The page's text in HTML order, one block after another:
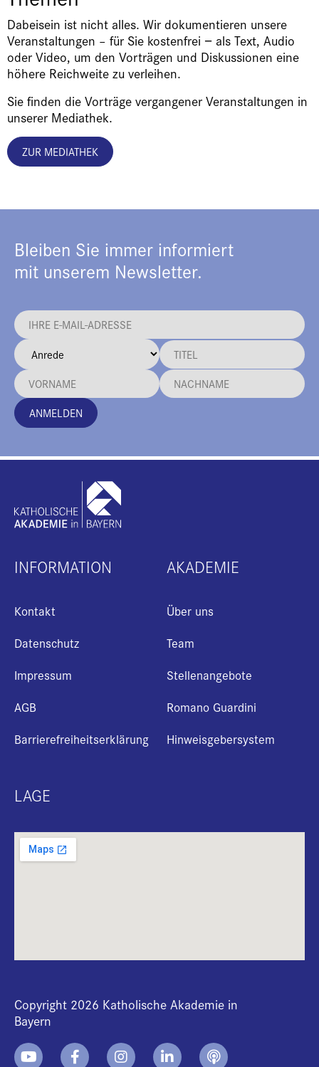
Dabeisein ist nicht alles. Wir dokumentieren unsere
Veranstaltungen – für Sie kostenfrei − als Text, Audio
oder Video, um den Vorträgen und Diskussionen eine
höhere Reichweite zu verleihen.
Sie finden die Vorträge vergangener Veranstaltungen in
unserer Mediathek.
ZUR MEDIATHEK
Bleiben Sie immer informiert
mit unserem Newsletter.
ANMELDEN
INFORMATION
Kontakt
Datenschutz
Impressum
AGB
Barrierefreiheitserklärung
AKADEMIE
Über uns
Team
Stellenangebote
Romano Guardini
Hinweisgebersystem
LAGE
Copyright 2026 Katholische Akademie in
Bayern